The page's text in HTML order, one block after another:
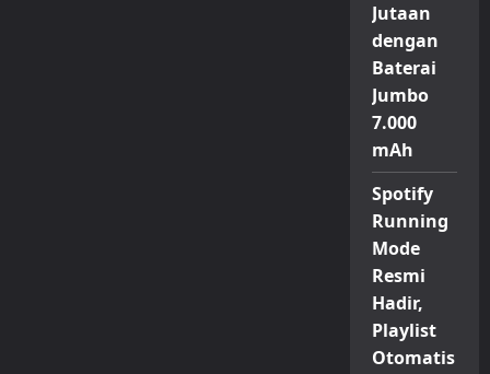
Jutaan
dengan
Baterai
Jumbo
7.000
mAh
Spotify
Running
Mode
Resmi
Hadir,
Playlist
Otomatis